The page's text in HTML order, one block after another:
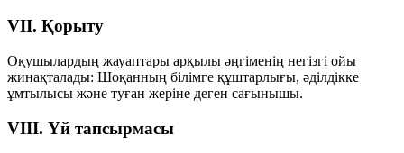
VII. Қорыту
Оқушылардың жауаптары арқылы әңгіменің негізгі ойы
жинақталады: Шоқанның білімге құштарлығы, әділдікке
ұмтылысы және туған жеріне деген сағынышы.
VIII. Үй тапсырмасы